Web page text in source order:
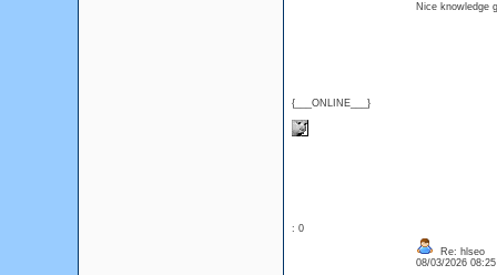
{___ONLINE___}
Nice knowledge
: 0
Re: hlseo
08/03/2026